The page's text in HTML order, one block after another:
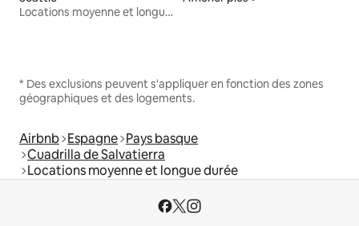
Locations moyenne et longue durée
* Des exclusions peuvent s'appliquer en fonction des zones
géographiques et des logements.
Airbnb Espagne Pays basque
Cuadrilla de Salvatierra
Locations moyenne et longue durée